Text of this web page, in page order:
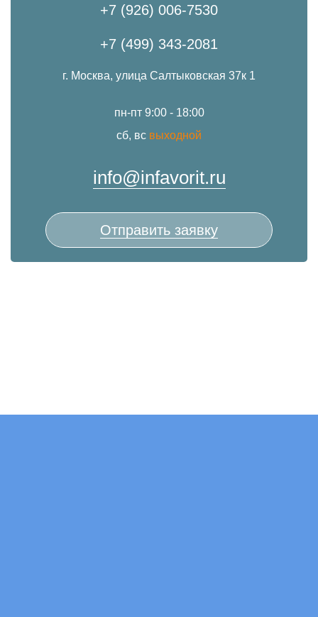
+7 (926) 006-7530
+7 (499) 343-2081
г. Москва, улица Салтыковская 37к 1
пн-пт 9:00 - 18:00
сб, вс выходной
info@infavorit.ru
Отправить заявку